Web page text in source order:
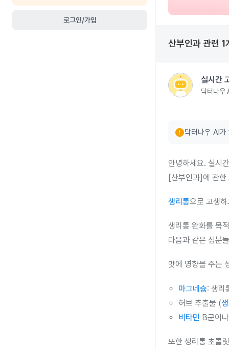
로그인/가입
산부인과 관련 1
실시간
닥터나우
error닥터나우 AI
안녕하세요. 실시
[산부인과]에 관한
생리통으로 고생
생리통 완화를 목
다음과 같은 성분
맛에 영향을 주는
마그네슘: 생리
허브 추출물 (
비타민 B군이
또한 생리통 초콜